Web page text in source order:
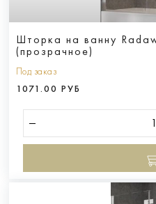
Шторка на ванну
(прозрачное)
Под заказ
1071.00 РУБ